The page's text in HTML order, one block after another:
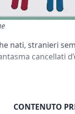
nati, stranieri
cancellati
CONTENUTO